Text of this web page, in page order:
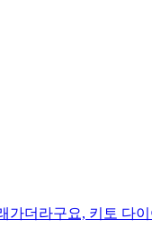
더라구요, 키토 다